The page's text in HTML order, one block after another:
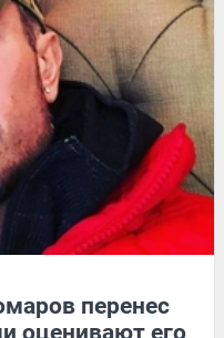
перенес